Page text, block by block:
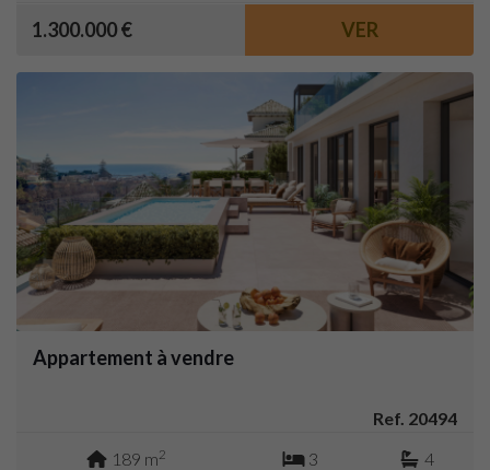
1.300.000 € VER
Appartement à vendre
Ref. 20494
189 m2 3 4